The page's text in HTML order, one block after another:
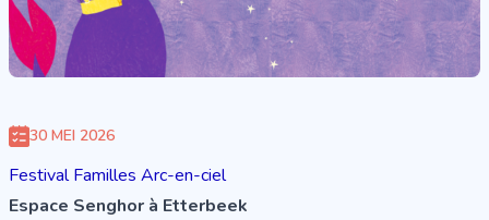
30 MEI 2026
Festival Familles Arc-en-ciel
Espace Senghor à Etterbeek